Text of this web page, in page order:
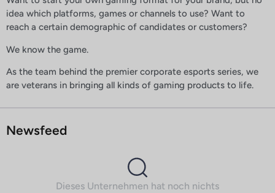
idea which platforms, games or channels to use? Want to
reach a certain demographic of candidates or customers?
We know the game.
As the team behind the premier corporate esports series, we
are veterans in bringing all kinds of gaming products to life.
Newsfeed
Dieses Unternehmen hat noch nichts